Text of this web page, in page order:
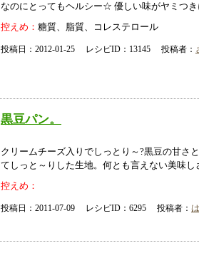
なのにとってもヘルシー☆ 優しい味がヤミつ
控えめ： 糖質、脂質、コレステロール
投稿日：2012-01-25 レシピID：13145 投稿者：
黒豆パン。
クリームチーズ入りでしっとり～?黒豆の甘さ
てしっと～りした生地。何とも言えない美味し
控えめ：
投稿日：2011-07-09 レシピID：6295 投稿者：